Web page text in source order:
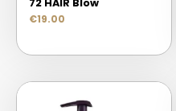
72 HAIR Blow
€19.00